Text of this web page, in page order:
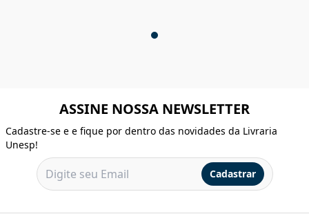
ASSINE NOSSA NEWSLETTER
Cadastre-se e e fique por dentro das novidades da Livraria
Unesp!
Cadastrar